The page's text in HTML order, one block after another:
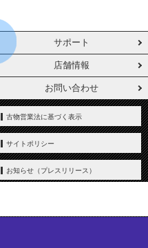
サポート
店舗情報
お問い合わせ
古物営業法に基づく表示
サイトポリシー
お知らせ（プレスリリース）